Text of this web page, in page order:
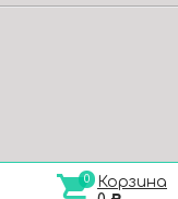
0
Корзина